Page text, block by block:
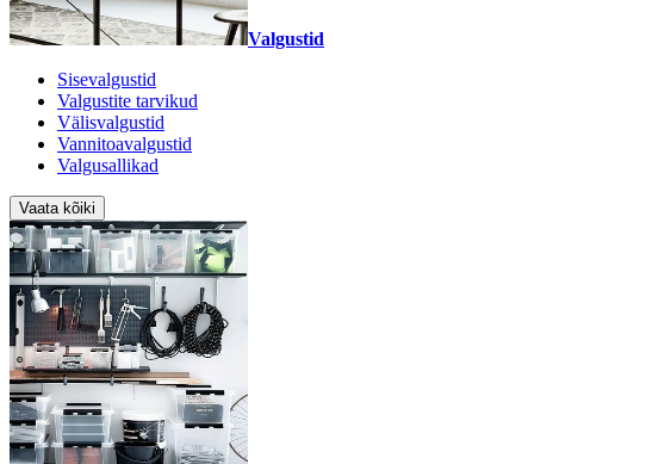
Valgustid
Sisevalgustid
Valgustite tarvikud
Välisvalgustid
Vannitoavalgustid
Valgusallikad
Vaata kõiki